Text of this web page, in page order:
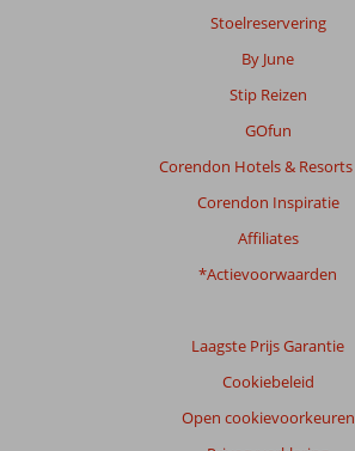
Stoelreservering
By June
Stip Reizen
GOfun
Corendon Hotels & Resorts
Corendon Inspiratie
Affiliates
*Actievoorwaarden
Laagste Prijs Garantie
Cookiebeleid
Open cookievoorkeuren